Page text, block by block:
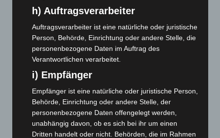
Dezember 2025
Oktober 2025(112)
September 2025(93)
August 2025(90)
Juli 2025(90)
Juni 2025(103)
(112)
April 2025(88)
h) Auftragsverarbeiter
Auftragsverarbeiter ist eine natürliche oder juristische
Person, Behörde, Einrichtung oder andere Stelle, die
personenbezogene Daten im Auftrag des
Verantwortlichen verarbeitet.
i) Empfänger
Empfänger ist eine natürliche oder juristische Person,
Behörde, Einrichtung oder andere Stelle, der
personenbezogene Daten offengelegt werden,
unabhängig davon, ob es sich bei ihr um einen
Dritten handelt oder nicht. Behörden, die im Rahmen